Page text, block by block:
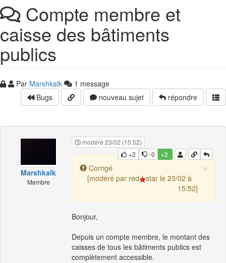
Compte membre et
caisse des bâtiments
publics
Par Marshkalk
1 message
Bugs
nouveau sujet répondre
Marshkalk
Membre
modéré 23/02 (15:52)
+2
-0 +2
×
Corrigé
[modéré par red
star le 23/02 à
15:52]
Bonjour,
Depuis un compte membre, le montant des
caisses de tous les bâtiments publics est
complètement accessible.